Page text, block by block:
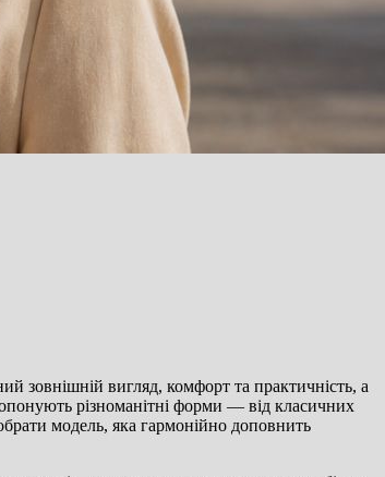
зовнішній вигляд, комфорт та практичність, а
різноманітні форми — від класичних
модель, яка гармонійно доповнить